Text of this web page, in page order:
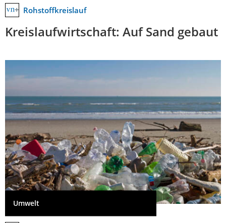
Rohstoffkreislauf
Kreislaufwirtschaft: Auf Sand gebaut
Umwelt